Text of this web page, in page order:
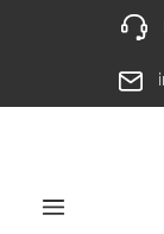
Zum Hauptinhalt